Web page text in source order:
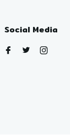
Social Media